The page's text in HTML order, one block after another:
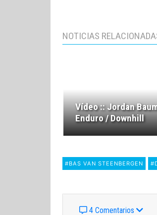
NOTICIAS
Vídeo :: Jordan
Enduro / Downhill
#BAS VAN STEENBERGEN
4 Comentarios